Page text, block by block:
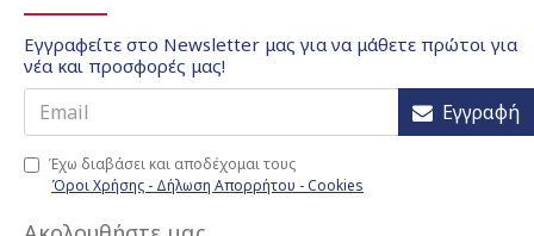
Εγγραφείτε στο Newsletter μας για να μάθετε πρώτοι για
νέα και προσφορές μας!
Εγγραφή
Έχω διαβάσει και αποδέχομαι τους
Όροι Χρήσης - Δήλωση Απορρήτου - Cookies